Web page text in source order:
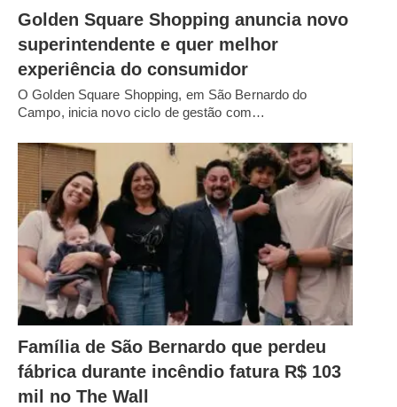
Golden Square Shopping anuncia novo
superintendente e quer melhor
experiência do consumidor
O Golden Square Shopping, em São Bernardo do
Campo, inicia novo ciclo de gestão com…
Família de São Bernardo que perdeu
fábrica durante incêndio fatura R$ 103
mil no The Wall